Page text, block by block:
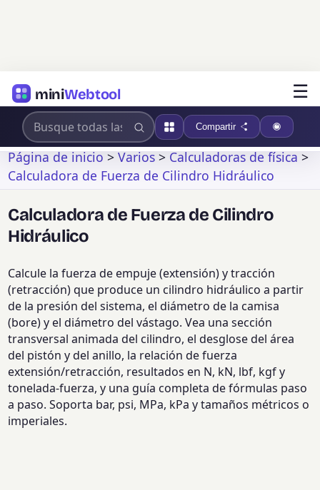
miniWebtool ☰
Compartir
Página de inicio>Varios>Calculadoras de física>
Calculadora de Fuerza de Cilindro Hidráulico
Calculadora de Fuerza de Cilindro
Hidráulico
Calcule la fuerza de empuje (extensión) y tracción
(retracción) que produce un cilindro hidráulico a partir
de la presión del sistema, el diámetro de la camisa
(bore) y el diámetro del vástago. Vea una sección
transversal animada del cilindro, el desglose del área
del pistón y del anillo, la relación de fuerza
extensión/retracción, resultados en N, kN, lbf, kgf y
tonelada-fuerza, y una guía completa de fórmulas paso
a paso. Soporta bar, psi, MPa, kPa y tamaños métricos o
imperiales.